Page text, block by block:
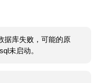
据库失败，可能的原
未启动。